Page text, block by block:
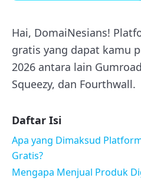
Hai, DomaiNesians!
gratis yang dapat kamu
2026 antara lain
Squeezy, dan Fourthwall.
Daftar Isi
Apa yang Dimaksud
Gratis?
Mengapa Menjual Produk